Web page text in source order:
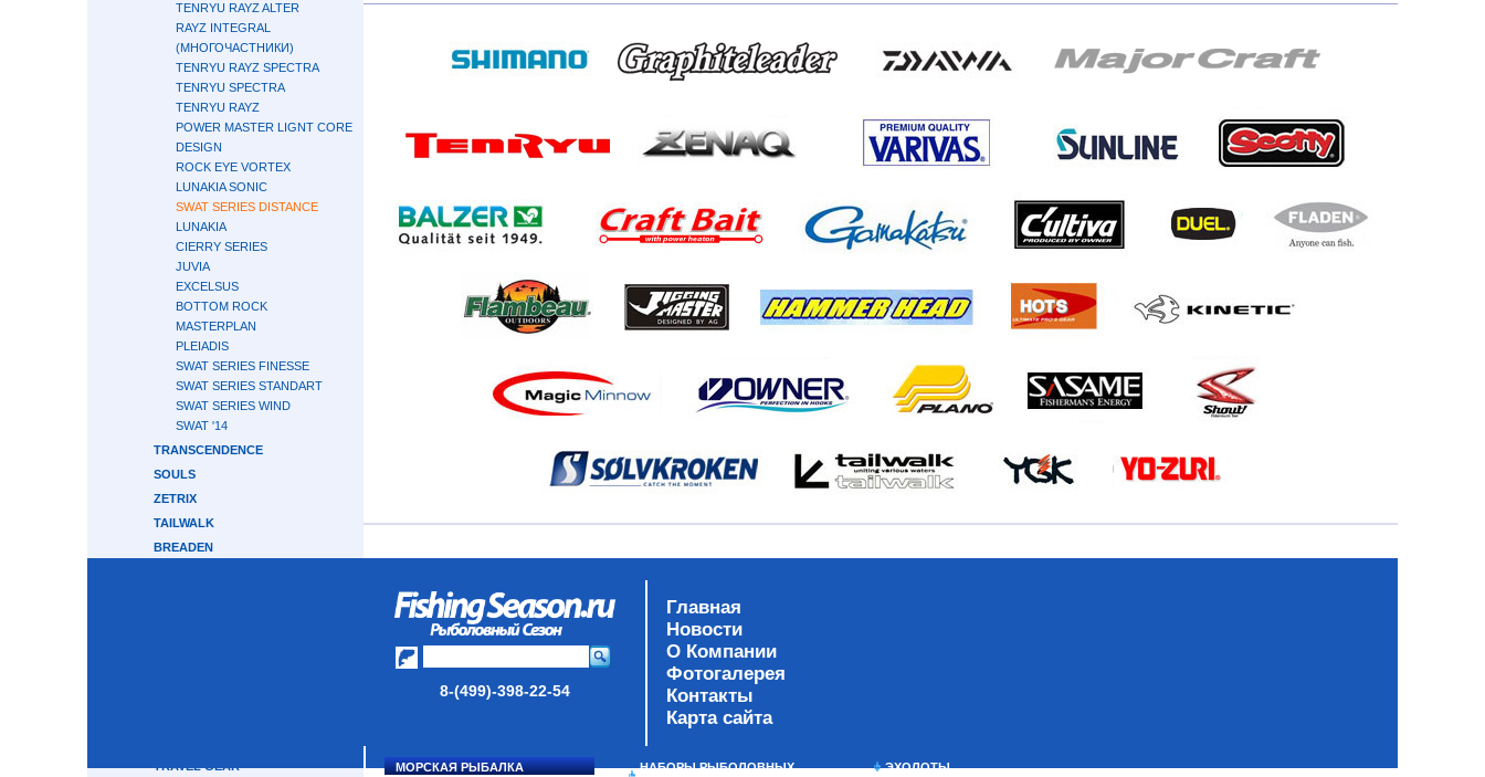
TENRYU RAYZ ALTER
RAYZ INTEGRAL
(МНОГОЧАСТНИКИ)
TENRYU RAYZ SPECTRA
TENRYU SPECTRA
TENRYU RAYZ
POWER MASTER LIGNT CORE
DESIGN
ROCK EYE VORTEX
LUNAKIA SONIC
SWAT SERIES DISTANCE
LUNAKIA
CIERRY SERIES
JUVIA
EXCELSUS
BOTTOM ROCK
MASTERPLAN
PLEIADIS
SWAT SERIES FINESSE
SWAT SERIES STANDART
SWAT SERIES WIND
SWAT '14
TRANSCENDENCE
SOULS
ZETRIX
TAILWALK
BREADEN
TRAVEL GEAR
8-(499)-398-22-54
Главная
Новости
О Компании
Фотогалерея
Контакты
Карта сайта
МОРСКАЯ РЫБАЛКА
НАБОРЫ РЫБОЛОВНЫХ
ЭХОЛОТЫ